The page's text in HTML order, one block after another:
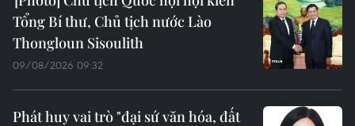
Tổng Bí thư, Chủ tịch nước Lào
Thongloun Sisoulith
09/08/2026 09:32
Phát huy vai trò "đại sứ văn hóa, đất